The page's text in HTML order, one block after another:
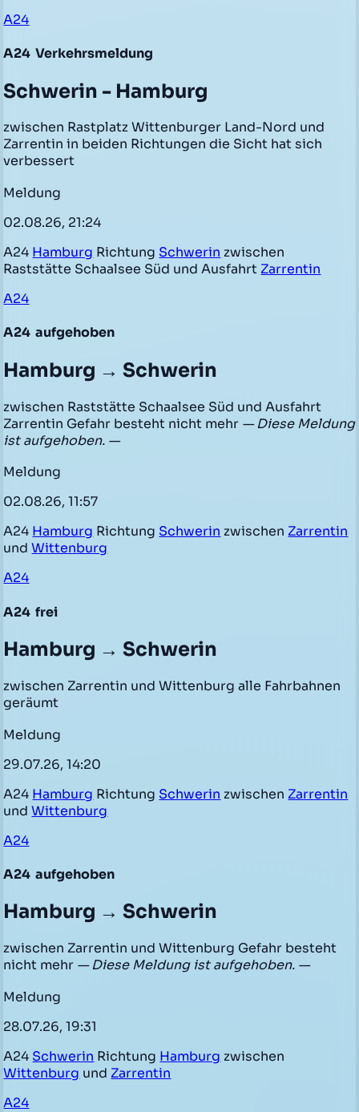
A24
A24 Verkehrsmeldung
Schwerin - Hamburg
zwischen Rastplatz Wittenburger Land-Nord und
Zarrentin in beiden Richtungen die Sicht hat sich
verbessert
Meldung
02.08.26, 21:24
A24 Hamburg Richtung Schwerin zwischen
Raststätte Schaalsee Süd und Ausfahrt Zarrentin
A24
A24 aufgehoben
Hamburg → Schwerin
zwischen Raststätte Schaalsee Süd und Ausfahrt
Zarrentin Gefahr besteht nicht mehr — Diese Meldung
ist aufgehoben. —
Meldung
02.08.26, 11:57
A24 Hamburg Richtung Schwerin zwischen Zarrentin
undWittenburg
A24
A24 frei
Hamburg → Schwerin
zwischen Zarrentin und Wittenburg alle Fahrbahnen
geräumt
Meldung
29.07.26, 14:20
A24 Hamburg Richtung Schwerin zwischen Zarrentin
undWittenburg
A24
A24 aufgehoben
Hamburg → Schwerin
zwischen Zarrentin und Wittenburg Gefahr besteht
nicht mehr — Diese Meldung ist aufgehoben. —
Meldung
28.07.26, 19:31
A24 Schwerin Richtung Hamburg zwischen
Wittenburg und Zarrentin
A24